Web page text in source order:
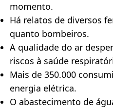
momento.
Há relatos de diversos
quanto bombeiros.
A qualidade do ar
riscos à saúde
Mais de 350.000
energia elétrica.
O abastecimento de